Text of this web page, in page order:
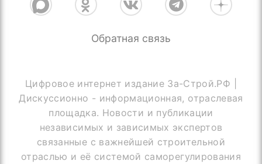
Обратная связь
Цифровое интернет издание За-Строй.РФ |
Дискуссионно - информационная, отраслевая
площадка. Новости и публикации
независимых и зависимых экспертов
связанные с важнейшей строительной
отраслью и её системой саморегулирования